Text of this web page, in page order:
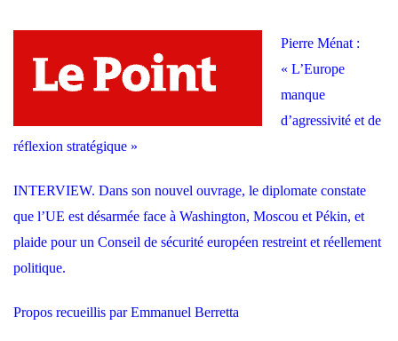
Pierre Ménat :
« L’Europe
manque
d’agressivité et de
réflexion stratégique »
INTERVIEW. Dans son nouvel ouvrage, le diplomate constate
que l’UE est désarmée face à Washington, Moscou et Pékin, et
plaide pour un Conseil de sécurité européen restreint et réellement
politique.
Propos recueillis parEmmanuel Berretta